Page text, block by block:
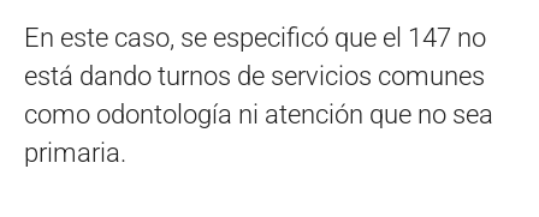
En este caso, se especificó que el 147 no
está dando turnos de servicios comunes
como odontología ni atención que no sea
primaria.